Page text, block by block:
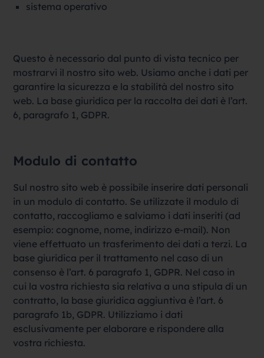
sistema operativo
Questo è necessario dal punto di vista tecnico per
mostrarvi il ​​nostro sito web. Usiamo anche i dati per
garantire la sicurezza e la stabilità del nostro sito
web. La base giuridica per la raccolta dei dati è l’art.
6, paragrafo 1, GDPR.
Modulo di contatto
Sul nostro sito web è possibile inserire dati personali
in un modulo di contatto. Se utilizzate il modulo di
contatto, raccogliamo e salviamo i dati inseriti (ad
esempio: cognome, nome, indirizzo e-mail). Non
viene effettuato un trasferimento dei dati a terzi. La
base giuridica per il trattamento nel caso di un
consenso è l’art. 6 paragrafo 1, GDPR. Nel caso in
cui la vostra richiesta sia relativa a una stipula di un
contratto, la base giuridica aggiuntiva è l’art. 6
paragrafo 1b, GDPR. Utilizziamo i dati
esclusivamente per elaborare e rispondere alla
vostra richiesta.